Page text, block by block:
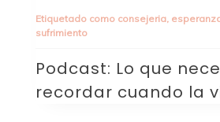
Etiquetado como consejeria,
sufrimiento
Podcast: Lo que
recordar cuando la